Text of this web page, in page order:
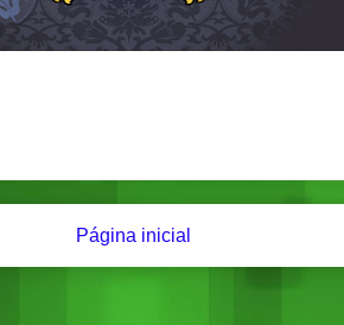
Página inicial